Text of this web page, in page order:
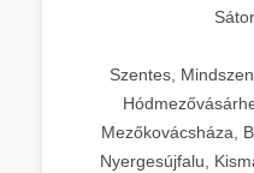
Szentes,
Mezőkovácsháza,
Nyergesújfalu,